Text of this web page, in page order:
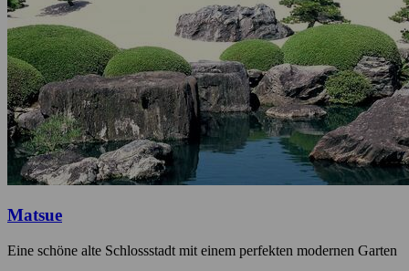
Matsue
Eine schöne alte Schlossstadt mit einem perfekten modernen Garten